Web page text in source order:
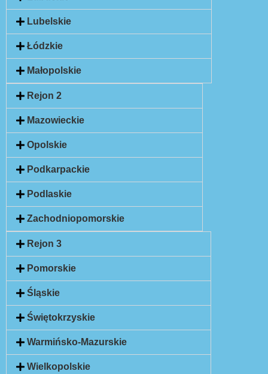
Rejon 3
Pomorskie
Śląskie
Świętokrzyskie
Warmińsko-Mazurskie
Wielkopolskie
Rejon 2
Mazowieckie
Opolskie
Podkarpackie
Podlaskie
Zachodniopomorskie
Lubelskie
Łódzkie
Małopolskie